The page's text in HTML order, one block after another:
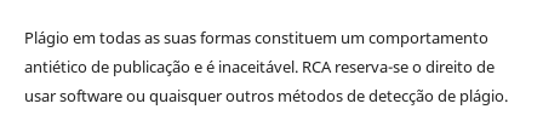
Plágio em todas as suas formas constituem um comportamento
antiético de publicação e é inaceitável. RCA reserva-se o direito de
usar software ou quaisquer outros métodos de detecção de plágio.